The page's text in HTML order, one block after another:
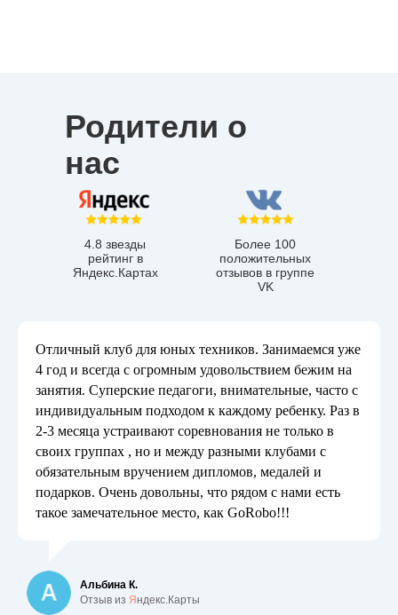
Родители о
нас
Более 100
положительных
отзывов в группе
VK
4.8 звезды
рейтинг в
Яндекс.Картах
Отличный клуб для юных техников. Занимаемся уже
4 год и всегда с огромным удовольствием бежим на
занятия. Суперские педагоги, внимательные, часто с
индивидуальным подходом к каждому ребенку. Раз в
2-3 месяца устраивают соревнования не только в
своих группах , но и между разными клубами с
обязательным вручением дипломов, медалей и
подарков. Очень довольны, что рядом с нами есть
такое замечательное место, как GoRobo!!!
Альбина К.
Отзыв из Яндекс.Карты